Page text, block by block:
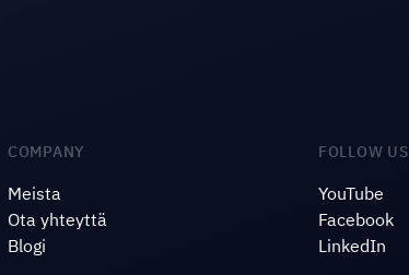
COMPANY
Meista
Ota yhteyttä
Blogi
FOLLOW US
YouTube
Facebook
LinkedIn